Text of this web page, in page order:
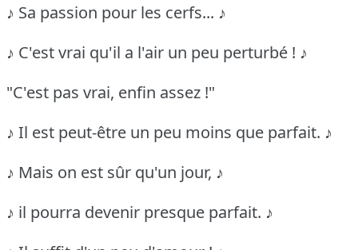
♪ Sa passion pour les cerfs... ♪
♪ C'est vrai qu'il a l'air un peu perturbé ! ♪
"C'est pas vrai, enfin assez !"
♪ Il est peut-être un peu moins que parfait. ♪
♪ Mais on est sûr qu'un jour, ♪
♪ il pourra devenir presque parfait. ♪